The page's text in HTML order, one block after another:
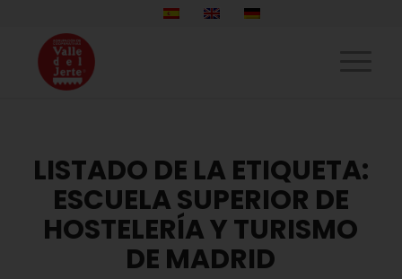
LISTADO DE LA ETIQUETA:
ESCUELA SUPERIOR DE
HOSTELERÍA Y TURISMO
DE MADRID